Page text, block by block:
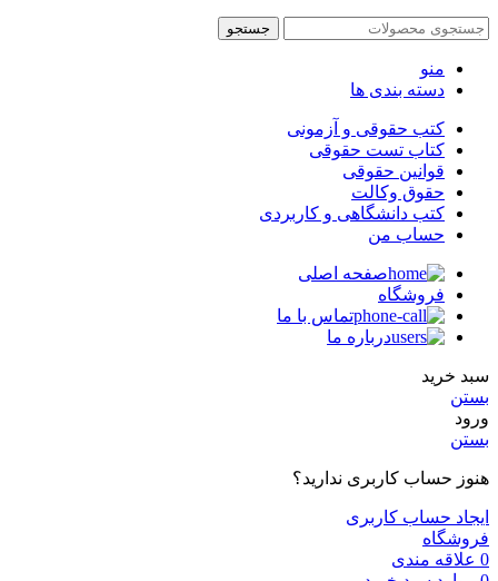
جستجو
منو
دسته بندی ها
کتب حقوقی و آزمونی
کتاب تست حقوقی
قوانین حقوقی
حقوق وکالت
کتب دانشگاهی و کاربردی
حساب من
صفحه اصلی
فروشگاه
تماس با ما
درباره ما
سبد خرید
بستن
ورود
بستن
هنوز حساب کاربری ندارید؟
ایجاد حساب کاربری
فروشگاه
0 علاقه مندی